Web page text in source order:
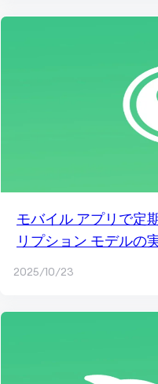
モバイル アプリで定
リプション モデルの
2025/10/23